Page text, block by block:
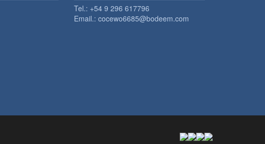
Tel.: +54 9 296 617796
Email.: cocewo6685@bodeem.com